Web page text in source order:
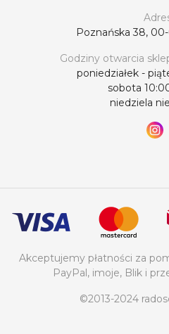
Poznańska 38,
Godziny otwarcia
poniedziałek -
sobota
niedziela
Akceptujemy płatności za
PayPal, imoje, Blik i
©2013-2024